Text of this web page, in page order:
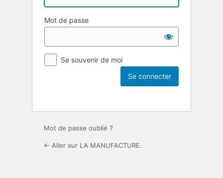
Mot de passe
Se souvenir de moi
Mot de passe oublié ?
← Aller sur LA MANUFACTURE.